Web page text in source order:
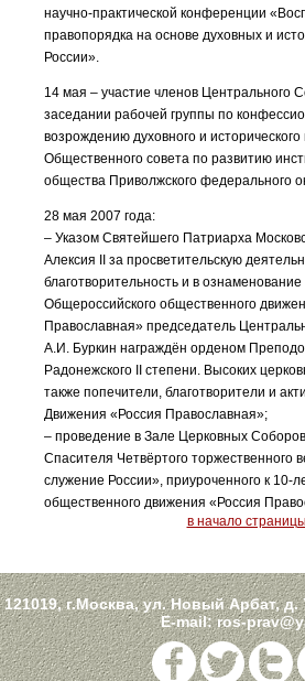
научно-практической конференции
правопорядка на основе духовных и
России».
14 мая – участие членов Центрального
заседании рабочей группы по
возрождению духовного и
Общественного совета по развитию
общества Приволжского федерального
28 мая 2007 года:
– Указом Святейшего Патриарха
Алексия II за просветительскую
благотворительность и в
Общероссийского общественного
Православная» председатель
А.И. Буркин награждён орденом
Радонежского II степени. Высоких
также попечители, благотворители и
Движения «Россия Православная»;
– проведение в Зале Церковных
Спасителя Четвёртого торжественного
служение России», приуроченного к 10-
общественного движения «Россия
в начало страницы
121019, г.Москва, ул. Новый Арбат, д.
E-mail:ros-